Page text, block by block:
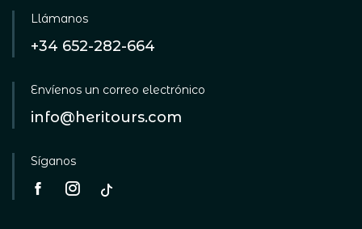
Llámanos
+34 652-282-664
Envíenos un correo electrónico
info@heritours.com
Síganos